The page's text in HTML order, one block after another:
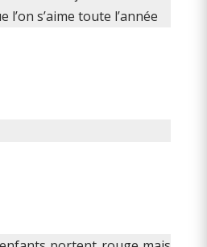
l’on s’aime toute l’année